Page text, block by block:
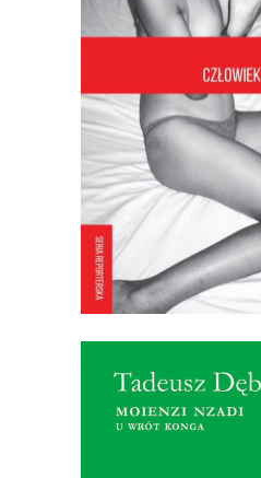
lubi czerwoną
Pattaya, które
seksie (“Pięć dni
śmierci!”). Jest
raz ogoliła
Chatsumarn miała
35.00zł
E-BOOK DO
[EBOOK]
MOIENZI